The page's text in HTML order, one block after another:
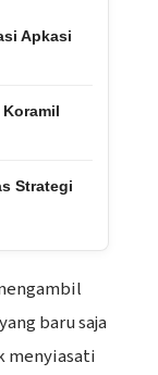
Apkasi
Strategi
baru saja
menyiasati